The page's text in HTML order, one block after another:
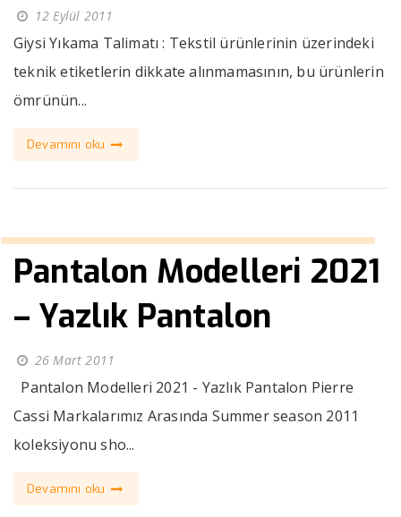
12 Eylül 2011
Giysi Yıkama Talimatı : Tekstil ürünlerinin üzerindeki
teknik etiketlerin dikkate alınmamasının, bu ürünlerin
ömrünün...
Devamını oku
Pantalon Modelleri 2021
– Yazlık Pantalon
26 Mart 2011
Pantalon Modelleri 2021 - Yazlık Pantalon Pierre
Cassi Markalarımız Arasında Summer season 2011
koleksiyonu sho...
Devamını oku